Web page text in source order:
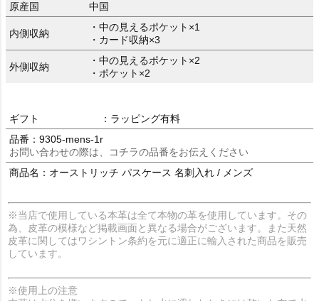
原産国
中国
内側収納
・中の見えるポケット×1
・カード収納×3
外側収納
・中の見えるポケット×2
・ポケット×2
ギフト
：ラッピング有料
品番：9305-mens-1r
お問い合わせの際は、コチラの品番をお伝えください
商品名：オーストリッチ パスケース 名刺入れ / メンズ
※当店で使用している本革は全て本物の革を使用しています。その
為、皮革の模様など掲載画面と異なる場合がございます。また天然
皮革に関してはワシントン条約を元に適正に輸入された商品を販売
しています。
※使用上の注意